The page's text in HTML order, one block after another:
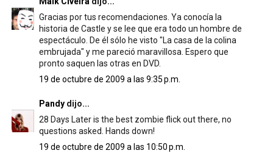
Gracias por tus recomendaciones. Ya conocía la
historia de Castle y se lee que era todo un hombre de
espectáculo. De él sólo he visto "La casa de la colina
embrujada" y me pareció maravillosa. Espero que
pronto saquen las otras en DVD.
19 de octubre de 2009 a las 9:35 p.m.
Pandydijo...
28 Days Later is the best zombie flick out there, no
questions asked. Hands down!
19 de octubre de 2009 a las 10:50 p.m.